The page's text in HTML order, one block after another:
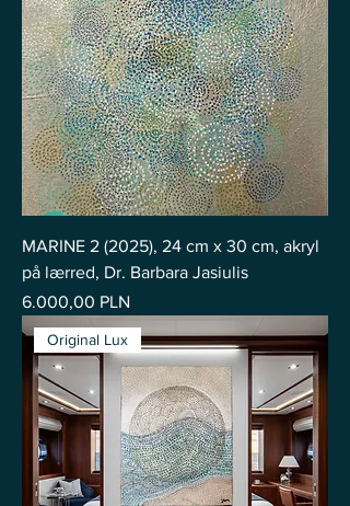
MARINE 2 (2025), 24 cm x 30 cm, akryl
på lærred, Dr. Barbara Jasiulis
Pris
6.000,00 PLN
Original Lux